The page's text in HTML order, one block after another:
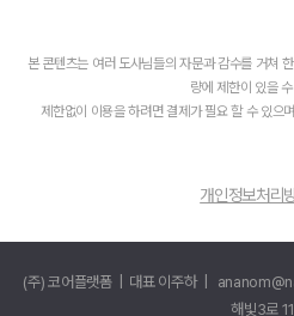
본 콘텐츠는 여러 도사님들의 자문과 감수를 거쳐
량에 제한이 있을
개인정보처리
(주) 코어플랫폼 | 대표 이주하 |
해빛3로